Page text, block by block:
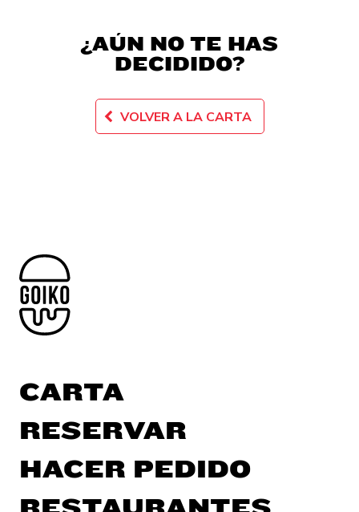
¿AÚN NO TE HAS
DECIDIDO?
VOLVER A LA CARTA
CARTA
RESERVAR
HACER PEDIDO